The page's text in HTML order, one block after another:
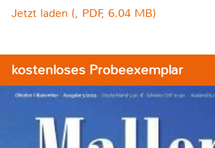
Jetzt laden (, PDF, 6.04 MB)
kostenloses Probeexemplar